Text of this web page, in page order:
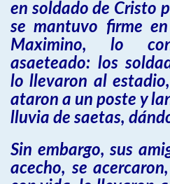
en soldado de Cristo
se mantuvo firme
Maximino, lo
asaeteado: los
lo llevaron al
ataron a un poste y
lluvia de saetas,
Sin embargo, sus
acecho, se